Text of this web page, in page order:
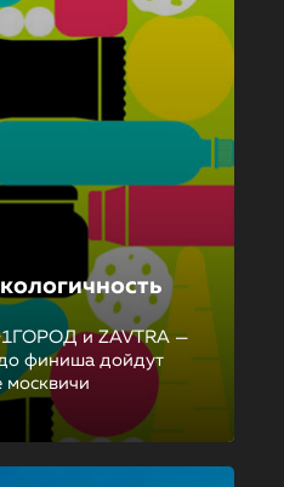
и ZAVTRA —
до финиша дойдут
москвичи